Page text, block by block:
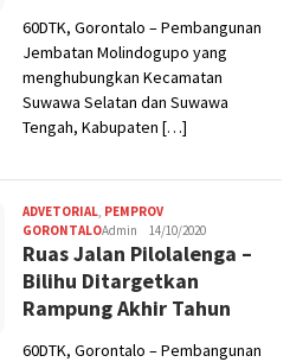
60DTK, Gorontalo – Pembangunan
Jembatan Molindogupo yang
menghubungkan Kecamatan
Suwawa Selatan dan Suwawa
Tengah, Kabupaten […]
ADVETORIAL, PEMPROV
GORONTALOAdmin 14/10/2020
Ruas Jalan Pilolalenga –
Bilihu Ditargetkan
Rampung Akhir Tahun
60DTK, Gorontalo – Pembangunan